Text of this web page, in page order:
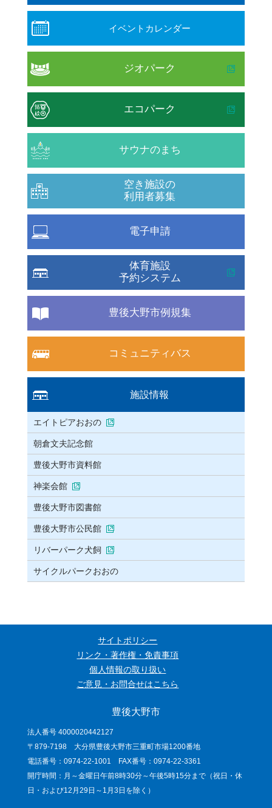
イベントカレンダー
ジオパーク
エコパーク
サウナのまち
空き施設の
利用者募集
電子申請
体育施設
予約システム
豊後大野市例規集
コミュニティバス
施設情報
エイトピアおおの
朝倉文夫記念館
豊後大野市資料館
神楽会館
豊後大野市図書館
豊後大野市公民館
リバーパーク犬飼
サイクルパークおおの
サイトポリシー
リンク・著作権・免責事項
個人情報の取り扱い
ご意見・お問合せはこちら
豊後大野市
法人番号 4000020442127
〒879-7198 大分県豊後大野市三重町市場1200番地
電話番号：0974-22-1001 FAX番号：0974-22-3361
開庁時間：月～金曜日午前8時30分～午後5時15分まで（祝日・休
日・および12月29日～1月3日を除く）